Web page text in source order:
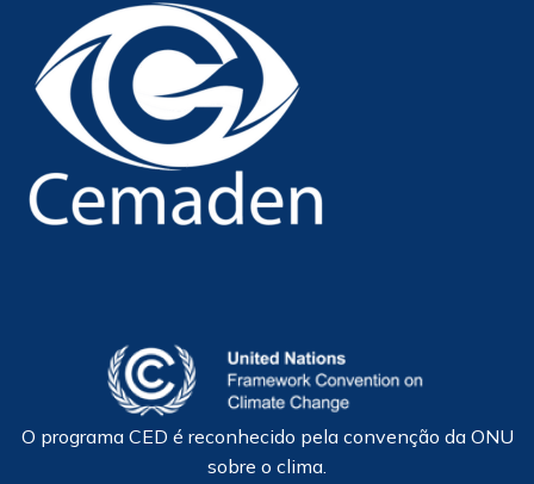
O programa CED é reconhecido pela convenção da ONU
sobre o clima.